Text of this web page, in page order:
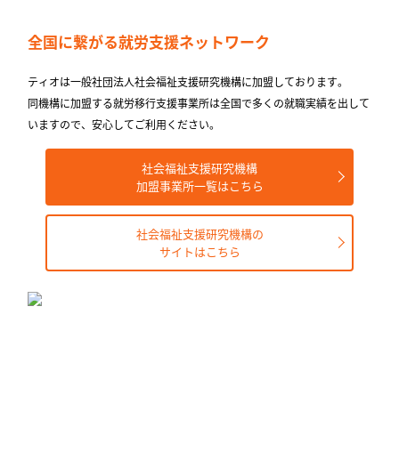
全国に繋がる就労支援ネットワーク
ティオは一般社団法人社会福祉支援研究機構に加盟しております。
同機構に加盟する就労移⾏⽀援事業所は全国で多くの就職実績を出して
いますので、安⼼してご利⽤ください。
社会福祉支援研究機構
加盟事業所一覧はこちら
社会福祉支援研究機構の
サイトはこちら